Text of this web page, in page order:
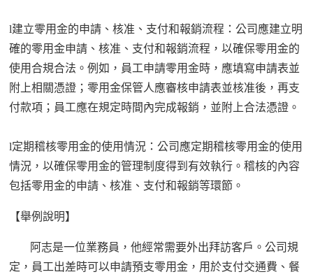
l建立零用金的申請、核准、支付和報銷流程 ：公司應建立明
確的零用金申請、核准、支付和報銷流程，以確保零用金的
使用合規合法。例如，員工申請零用金時，應填寫申請表並
附上相關憑證；零用金保管人應審核申請表並核准後，再支
付款項；員工應在規定時間內完成報銷，並附上合法憑證。
l定期稽核零用金的使用情況 ：公司應定期稽核零用金的使用
情況，以確保零用金的管理制度得到有效執行。稽核的內容
包括零用金的申請、核准、支付和報銷等環節。
【舉例說明】
阿志是一位業務員，他經常需要外出拜訪客戶。公司規
定，員工出差時可以申請預支零用金 ，用於支付交通費、餐